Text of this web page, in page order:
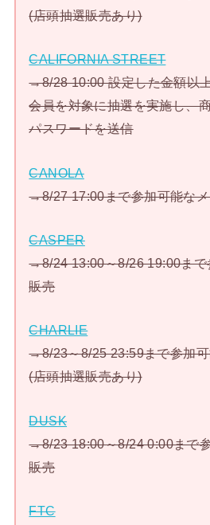
(店頭抽選販売あり)
CALIFORNIA STREET
→8/28 10:00 設定した金額以
会員を対象に抽選を実施し、
パスワードを送信
CANOLA
→8/27 17:00まで参加可能な
CASPER
→8/24 13:00～8/26 19:00まで
販売
CHARLIE
→8/23～8/25 23:59まで参加
(店頭抽選販売あり)
DUSK
→8/23 18:00～8/24 0:00まで
販売
FTC